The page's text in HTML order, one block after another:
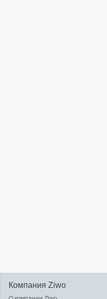
Компания Ziwo